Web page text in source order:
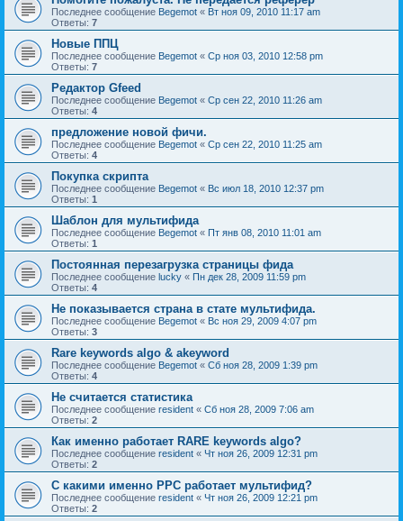
Последнее сообщение Begemot « Вт ноя 09, 2010 11:17 am
Ответы: 7
Новые ППЦ
Последнее сообщение Begemot « Ср ноя 03, 2010 12:58 pm
Ответы: 7
Редактор Gfeed
Последнее сообщение Begemot « Ср сен 22, 2010 11:26 am
Ответы: 4
предложение новой фичи.
Последнее сообщение Begemot « Ср сен 22, 2010 11:25 am
Ответы: 4
Покупка скрипта
Последнее сообщение Begemot « Вс июл 18, 2010 12:37 pm
Ответы: 1
Шаблон для мультифида
Последнее сообщение Begemot « Пт янв 08, 2010 11:01 am
Ответы: 1
Постоянная перезагрузка страницы фида
Последнее сообщение lucky « Пн дек 28, 2009 11:59 pm
Ответы: 4
Не показывается страна в стате мультифида.
Последнее сообщение Begemot « Вс ноя 29, 2009 4:07 pm
Ответы: 3
Rare keywords algo & akeyword
Последнее сообщение Begemot « Сб ноя 28, 2009 1:39 pm
Ответы: 4
Не считается статистика
Последнее сообщение resident « Сб ноя 28, 2009 7:06 am
Ответы: 2
Как именно работает RARE keywords algo?
Последнее сообщение resident « Чт ноя 26, 2009 12:31 pm
Ответы: 2
C какими именно PPC работает мультифид?
Последнее сообщение resident « Чт ноя 26, 2009 12:21 pm
Ответы: 2